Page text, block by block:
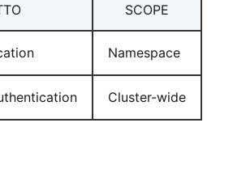
SCOPE
Namespace
Cluster-wide